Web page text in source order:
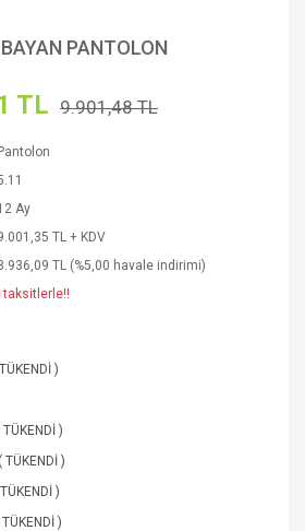
PANTOLON
TL 9.901,48 TL
Pantolon
Ay
TL + KDV
TL (%5,00 havale indirimi)
taksitlerle!!
)
)
)
)
)